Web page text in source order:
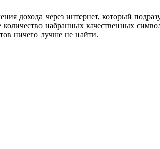
дохода через интернет, который
набранных качественных
ничего лучше не найти.